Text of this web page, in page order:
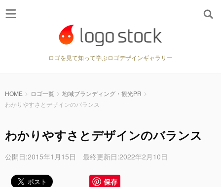
ロゴを見て知って学ぶロゴデザインギャラリー
HOME ロゴ一覧
地域ブランディング・観光PR
わかりやすさとデザインのバランス
わかりやすさとデザインのバランス
公開日:2015年1月15日 最終更新日:2022年2月10日
保存